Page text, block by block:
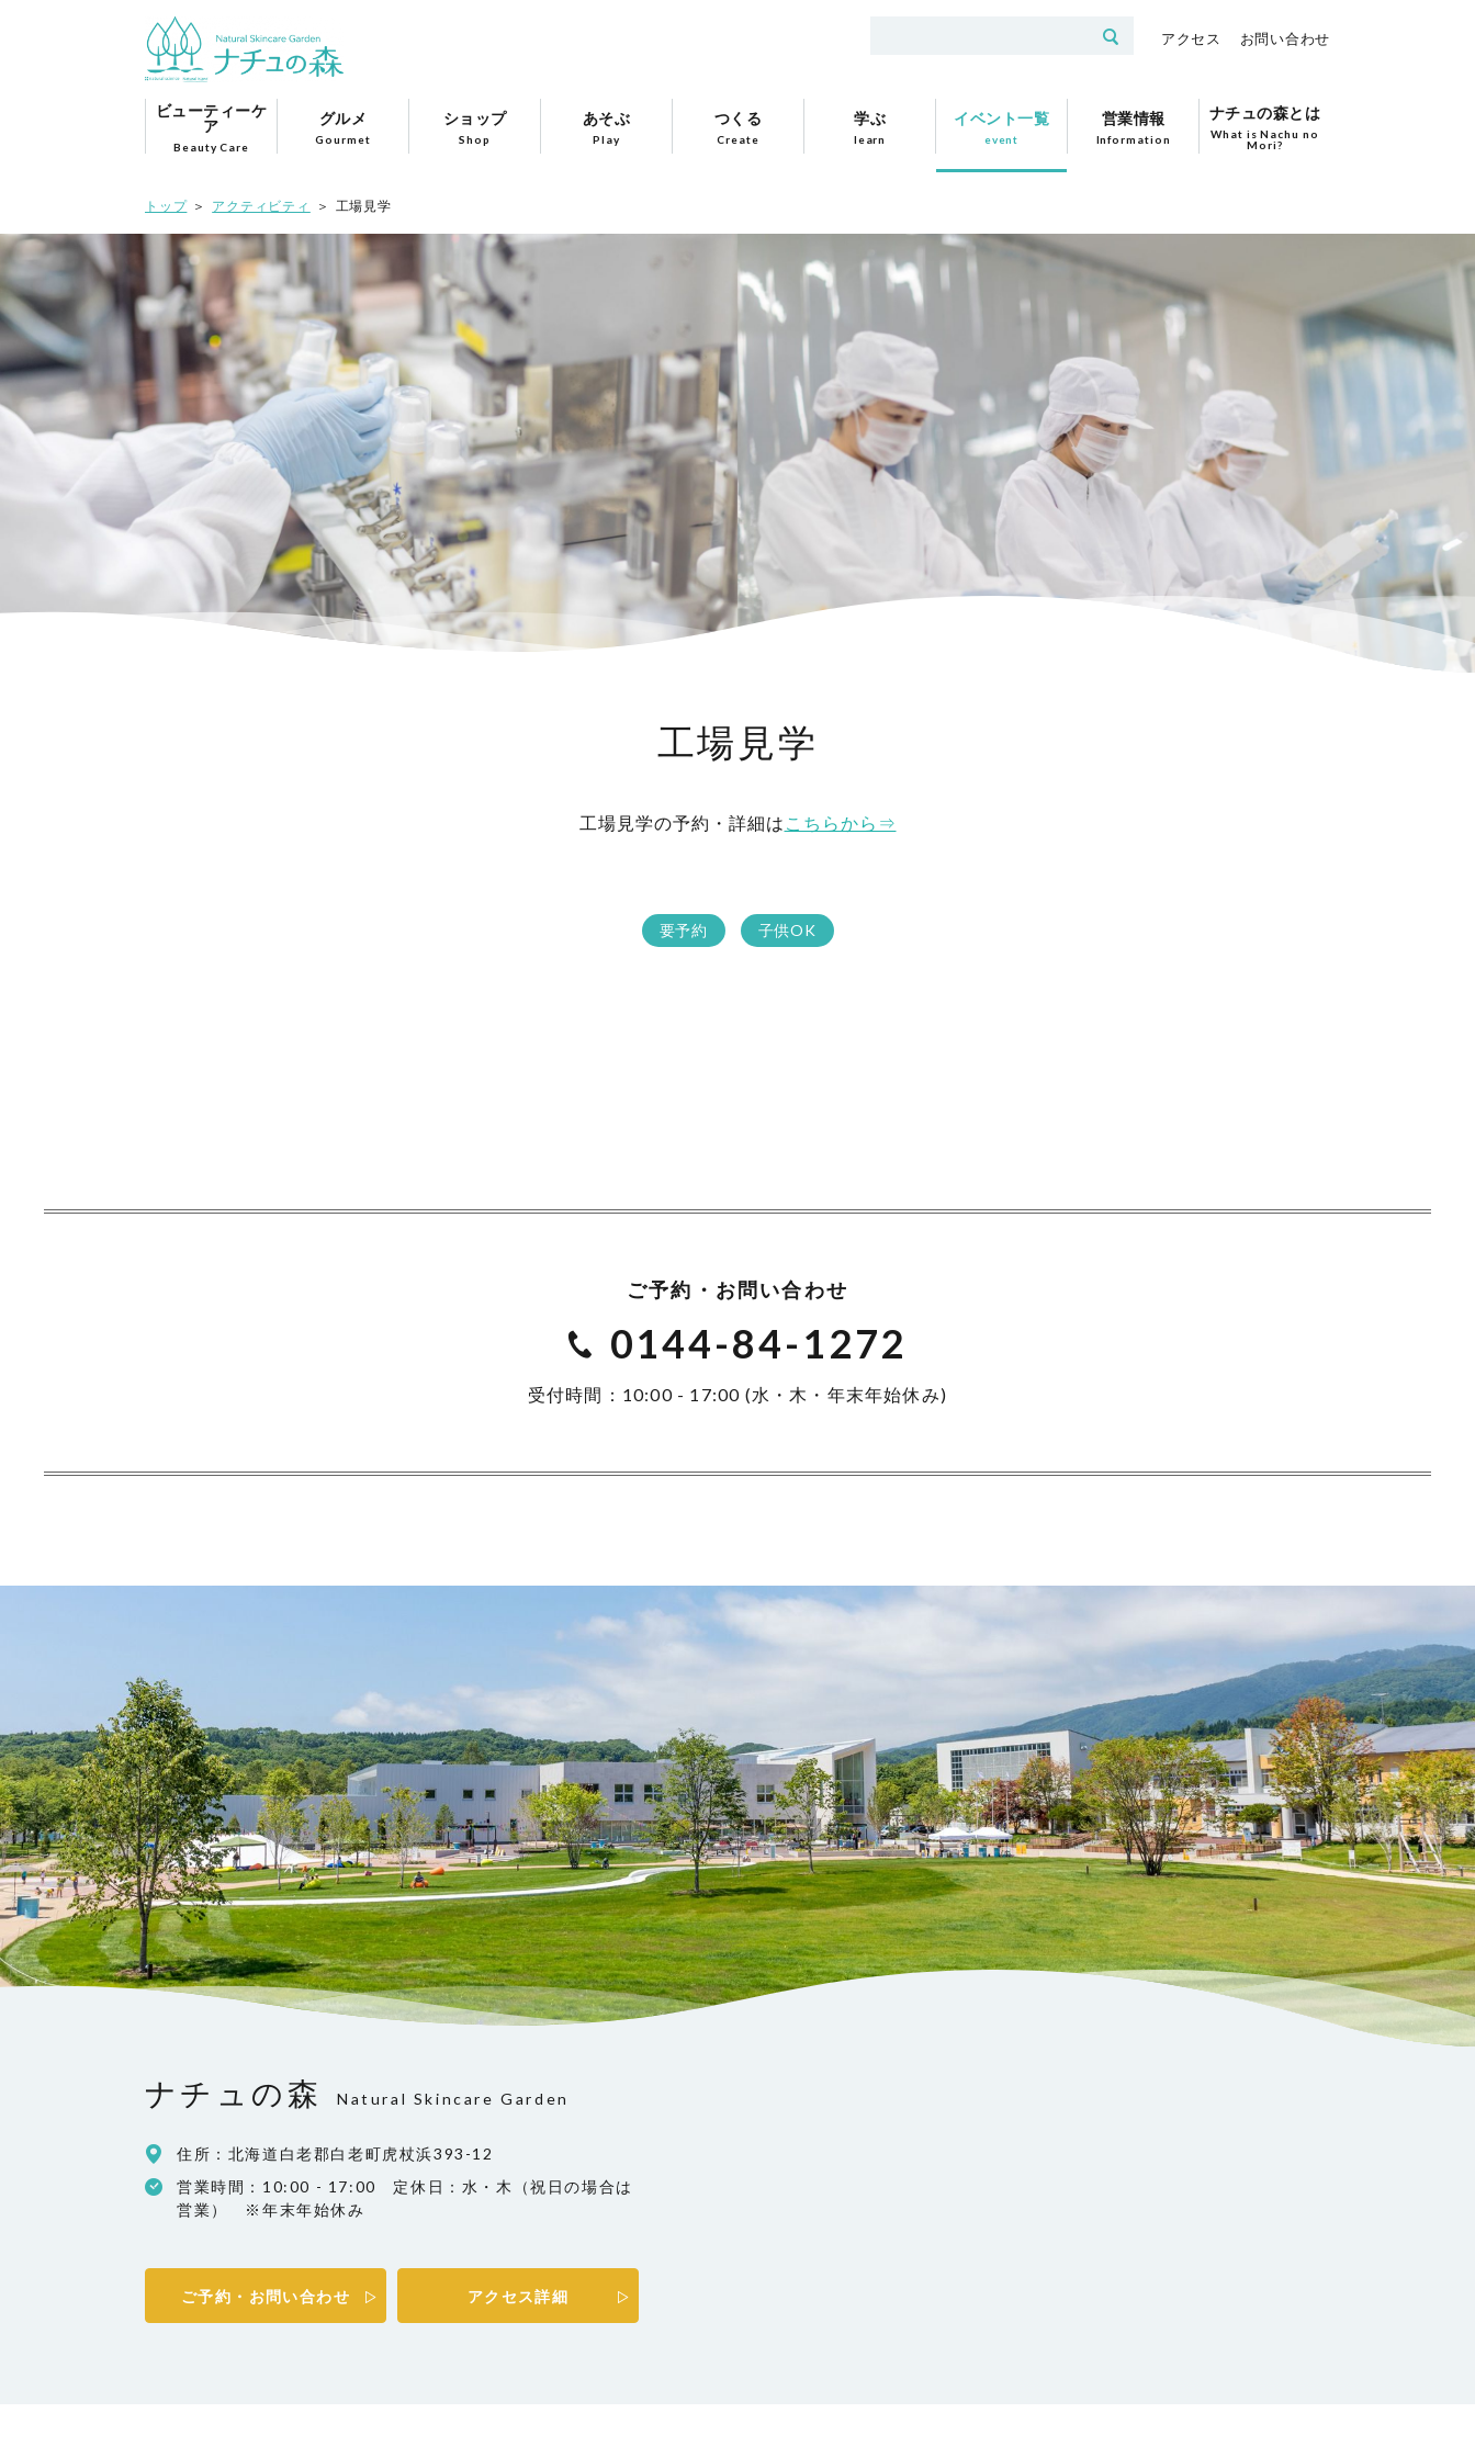
アクセス お問い合わせ
ビューティーケ
ア
Beauty Care
グルメ
Gourmet
ショップ
Shop
あそぶ
Play
つくる
Create
学ぶ
learn
イベント一覧
event
営業情報
Information
ナチュの森とは
What is Nachu no
Mori?
トップ アクティビティ 工場見学
工場見学
工場見学の予約・詳細は こちらから⇒
要予約 子供OK
ご予約・お問い合わせ
0144-84-1272
受付時間：10:00 - 17:00 (水・木・年末年始休み)
ナチュの森 Natural Skincare Garden
住所：北海道白老郡白老町虎杖浜393-12
営業時間：10:00 - 17:00 定休日：水・木（祝日の場合は
営業） ※年末年始休み
ご予約・お問い合わせ アクセス詳細